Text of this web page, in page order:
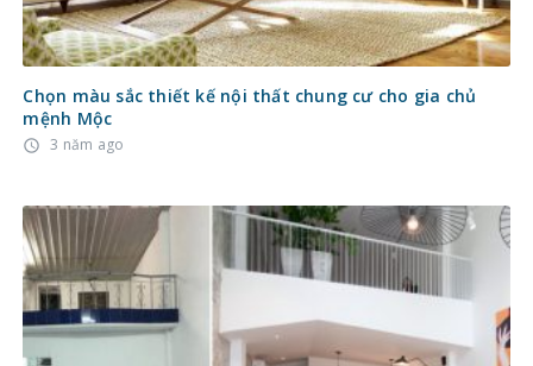
Chọn màu sắc thiết kế nội thất chung cư cho gia chủ
mệnh Mộc
access_time 3 năm ago